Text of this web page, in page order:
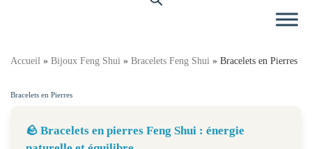
Accueil » Bijoux Feng Shui » Bracelets Feng Shui » Bracelets en Pierres
Bracelets en Pierres
🪨 Bracelets en pierres Feng Shui : énergie